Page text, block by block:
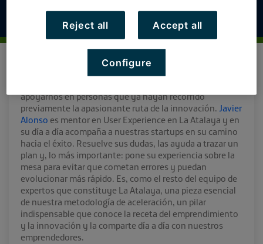
apoyarnos en personas que ya hayan recorrido
previamente la apasionante ruta de la innovación. Javier
Alonso es mentor en User Experience en La Atalaya y en
su día a día acompaña a nuestras startups en su camino
hacia el éxito. Resuelve sus dudas, las ayuda a trazar un
plan y, lo más importante: pone su experiencia sobre la
mesa para evitar que cometan errores y puedan
evolucionar más rápido. Es, como el resto del equipo de
expertos que constituye La Atalaya, una pieza esencial
de nuestra metodología de aceleración, un pilar
indispensable que conoce la receta del emprendimiento
y la innovación y la comparte día a día con nuestros
emprendedores.
Reject all Accept all
Configure